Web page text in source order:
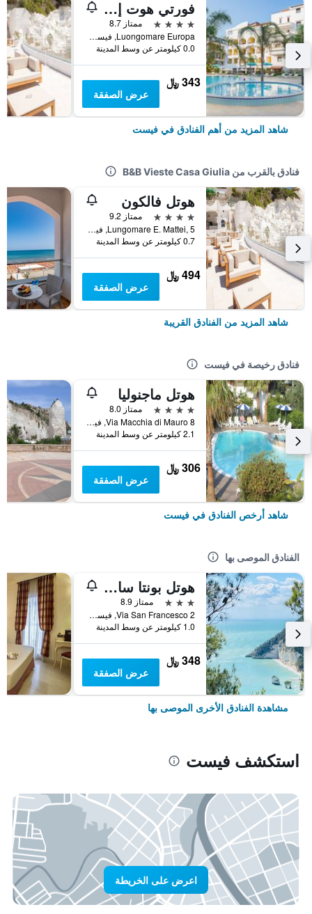
فورتي هوت إس ا رٓإل
4 نجوم
ممتاز 8.7
Luongomare Europa, فيست, مقاطعة فودجا, إيطاليا
0.0 كيلومتر عن وسط المدينة
343 ﷼
عرض الصفقة
شاهد المزيد من أهم الفنادق في فيست
فنادق بالقرب من B&B Vieste Casa Giulia
هوتل فالكون
4 نجوم
ممتاز 9.2
Lungomare E. Mattei, 5, فيست, مقاطعة فودجا, إيطاليا
0.7 كيلومتر عن وسط المدينة
494 ﷼
عرض الصفقة
شاهد المزيد من الفنادق القريبة
فنادق رخيصة في فيست
هوتل ماجنوليا
4 نجوم
ممتاز 8.0
Via Macchia di Mauro 8, فيست, مقاطعة فودجا, إيطاليا
2.1 كيلومتر عن وسط المدينة
306 ﷼
عرض الصفقة
شاهد أرخص الفنادق في فيست
الفنادق الموصى بها
هوتل بونتا سان فرانسيسكو
3 نجوم
ممتاز 8.9
Via San Francesco 2, فيست, مقاطعة فودجا, إيطاليا
1.0 كيلومتر عن وسط المدينة
348 ﷼
عرض الصفقة
مشاهدة الفنادق الأخرى الموصى بها
استكشف فيست
اعرض على الخريطة